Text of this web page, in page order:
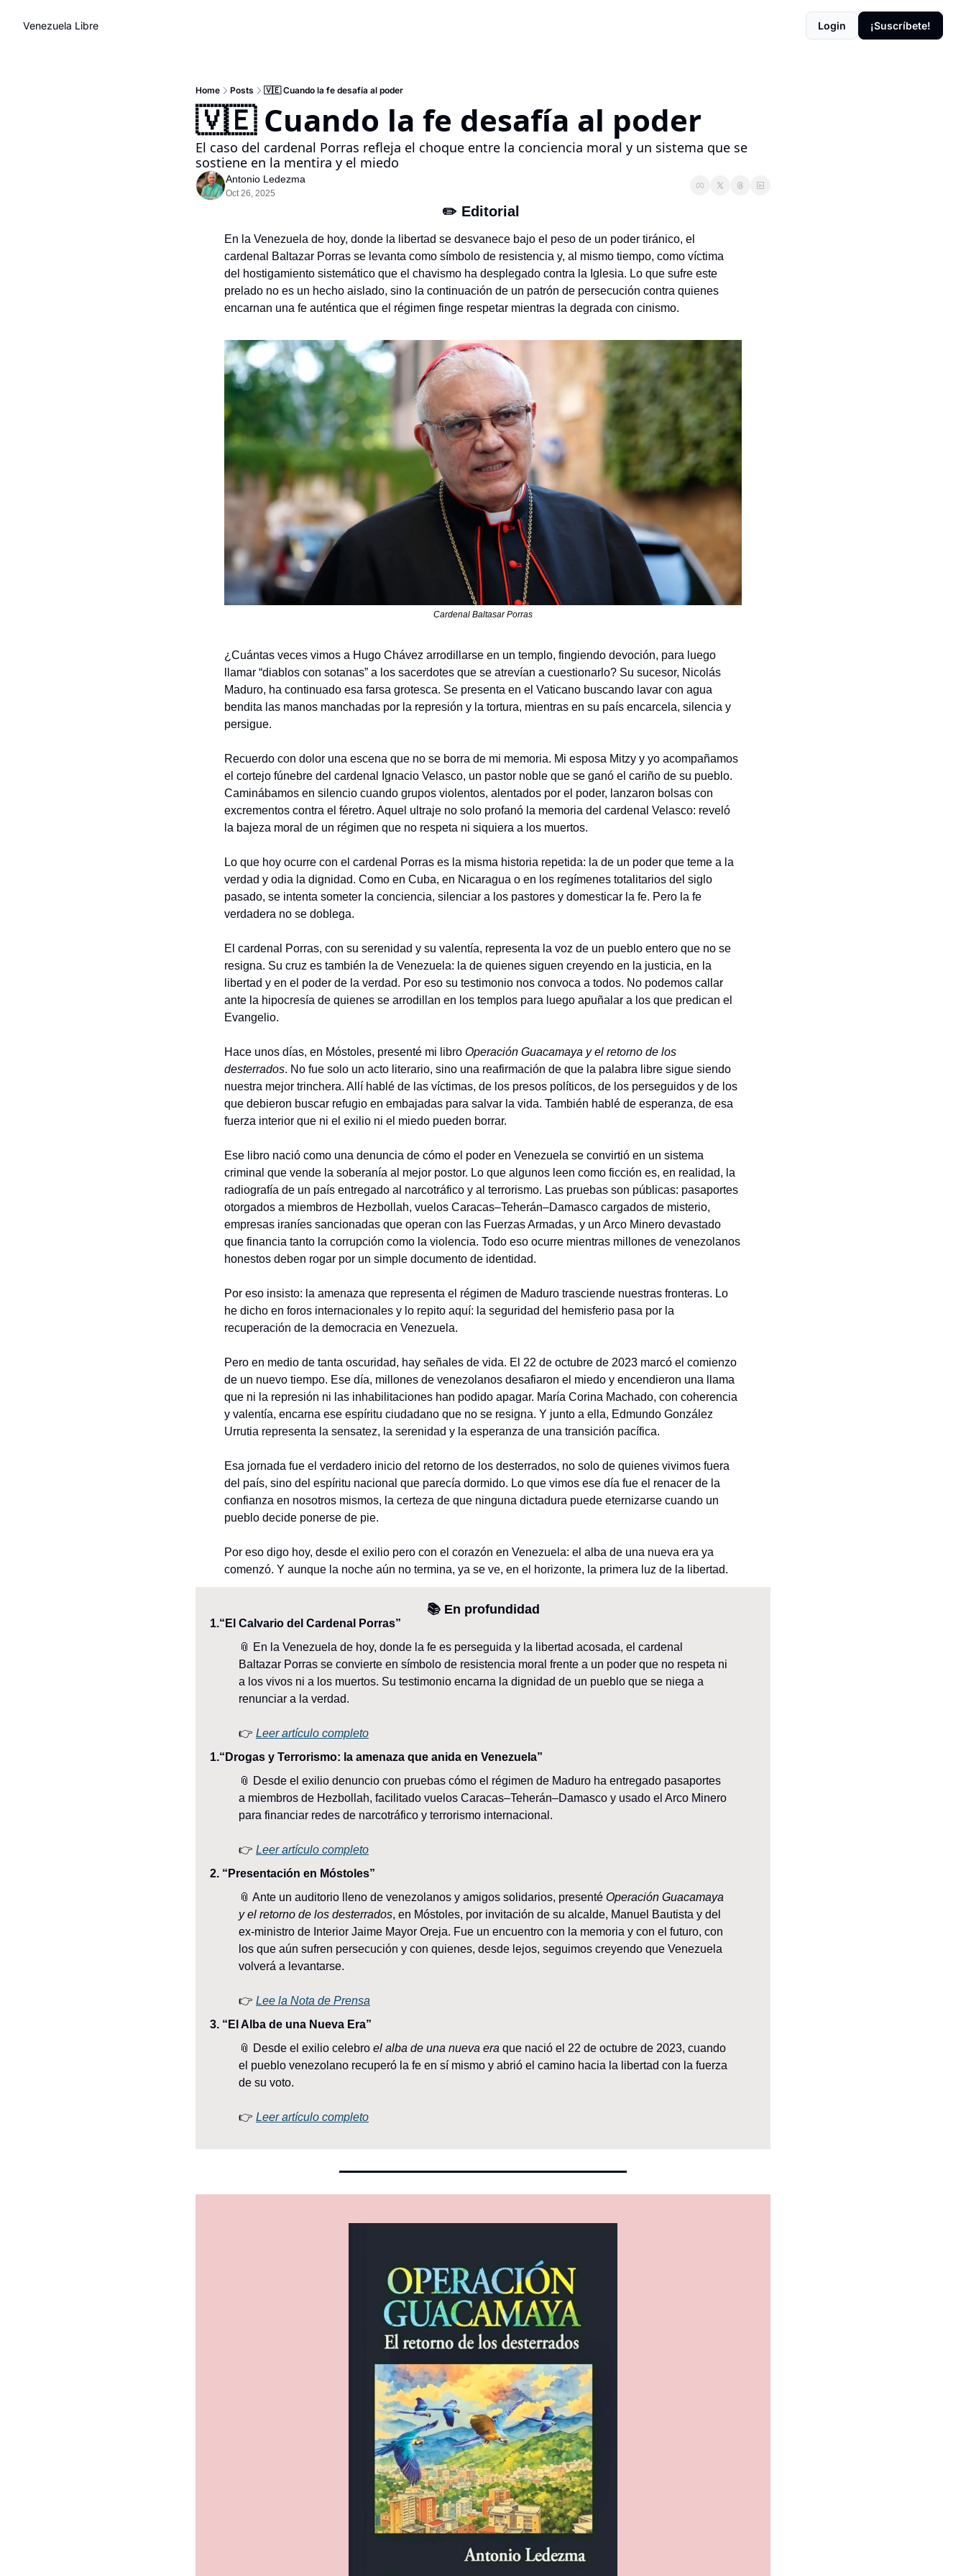
Venezuela Libre Login ¡Suscríbete!
Home Posts 🇻🇪 Cuando la fe desafía al poder
🇻🇪 Cuando la fe desafía al poder
El caso del cardenal Porras refleja el choque entre la conciencia moral y un sistema que se
sostiene en la mentira y el miedo
Antonio Ledezma
Oct 26, 2025
✏️ Editorial
En la Venezuela de hoy, donde la libertad se desvanece bajo el peso de un poder tiránico, el
cardenal Baltazar Porras se levanta como símbolo de resistencia y, al mismo tiempo, como víctima
del hostigamiento sistemático que el chavismo ha desplegado contra la Iglesia. Lo que sufre este
prelado no es un hecho aislado, sino la continuación de un patrón de persecución contra quienes
encarnan una fe auténtica que el régimen finge respetar mientras la degrada con cinismo.
Cardenal Baltasar Porras
¿Cuántas veces vimos a Hugo Chávez arrodillarse en un templo, fingiendo devoción, para luego
llamar “diablos con sotanas” a los sacerdotes que se atrevían a cuestionarlo? Su sucesor, Nicolás
Maduro, ha continuado esa farsa grotesca. Se presenta en el Vaticano buscando lavar con agua
bendita las manos manchadas por la represión y la tortura, mientras en su país encarcela, silencia y
persigue.
Recuerdo con dolor una escena que no se borra de mi memoria. Mi esposa Mitzy y yo acompañamos
el cortejo fúnebre del cardenal Ignacio Velasco, un pastor noble que se ganó el cariño de su pueblo.
Caminábamos en silencio cuando grupos violentos, alentados por el poder, lanzaron bolsas con
excrementos contra el féretro. Aquel ultraje no solo profanó la memoria del cardenal Velasco: reveló
la bajeza moral de un régimen que no respeta ni siquiera a los muertos.
Lo que hoy ocurre con el cardenal Porras es la misma historia repetida: la de un poder que teme a la
verdad y odia la dignidad. Como en Cuba, en Nicaragua o en los regímenes totalitarios del siglo
pasado, se intenta someter la conciencia, silenciar a los pastores y domesticar la fe. Pero la fe
verdadera no se doblega.
El cardenal Porras, con su serenidad y su valentía, representa la voz de un pueblo entero que no se
resigna. Su cruz es también la de Venezuela: la de quienes siguen creyendo en la justicia, en la
libertad y en el poder de la verdad. Por eso su testimonio nos convoca a todos. No podemos callar
ante la hipocresía de quienes se arrodillan en los templos para luego apuñalar a los que predican el
Evangelio.
Hace unos días, en Móstoles, presenté mi libro Operación Guacamaya y el retorno de los
desterrados. No fue solo un acto literario, sino una reafirmación de que la palabra libre sigue siendo
nuestra mejor trinchera. Allí hablé de las víctimas, de los presos políticos, de los perseguidos y de los
que debieron buscar refugio en embajadas para salvar la vida. También hablé de esperanza, de esa
fuerza interior que ni el exilio ni el miedo pueden borrar.
Ese libro nació como una denuncia de cómo el poder en Venezuela se convirtió en un sistema
criminal que vende la soberanía al mejor postor. Lo que algunos leen como ficción es, en realidad, la
radiografía de un país entregado al narcotráfico y al terrorismo. Las pruebas son públicas: pasaportes
otorgados a miembros de Hezbollah, vuelos Caracas–Teherán–Damasco cargados de misterio,
empresas iraníes sancionadas que operan con las Fuerzas Armadas, y un Arco Minero devastado
que financia tanto la corrupción como la violencia. Todo eso ocurre mientras millones de venezolanos
honestos deben rogar por un simple documento de identidad.
Por eso insisto: la amenaza que representa el régimen de Maduro trasciende nuestras fronteras. Lo
he dicho en foros internacionales y lo repito aquí: la seguridad del hemisferio pasa por la
recuperación de la democracia en Venezuela.
Pero en medio de tanta oscuridad, hay señales de vida. El 22 de octubre de 2023 marcó el comienzo
de un nuevo tiempo. Ese día, millones de venezolanos desafiaron el miedo y encendieron una llama
que ni la represión ni las inhabilitaciones han podido apagar. María Corina Machado, con coherencia
y valentía, encarna ese espíritu ciudadano que no se resigna. Y junto a ella, Edmundo González
Urrutia representa la sensatez, la serenidad y la esperanza de una transición pacífica.
Esa jornada fue el verdadero inicio del retorno de los desterrados, no solo de quienes vivimos fuera
del país, sino del espíritu nacional que parecía dormido. Lo que vimos ese día fue el renacer de la
confianza en nosotros mismos, la certeza de que ninguna dictadura puede eternizarse cuando un
pueblo decide ponerse de pie.
Por eso digo hoy, desde el exilio pero con el corazón en Venezuela: el alba de una nueva era ya
comenzó. Y aunque la noche aún no termina, ya se ve, en el horizonte, la primera luz de la libertad.
📚 En profundidad
1.“El Calvario del Cardenal Porras”
📎 En la Venezuela de hoy, donde la fe es perseguida y la libertad acosada, el cardenal
Baltazar Porras se convierte en símbolo de resistencia moral frente a un poder que no respeta ni
a los vivos ni a los muertos. Su testimonio encarna la dignidad de un pueblo que se niega a
renunciar a la verdad.
👉 Leer artículo completo
1.“Drogas y Terrorismo: la amenaza que anida en Venezuela”
📎 Desde el exilio denuncio con pruebas cómo el régimen de Maduro ha entregado pasaportes
a miembros de Hezbollah, facilitado vuelos Caracas–Teherán–Damasco y usado el Arco Minero
para financiar redes de narcotráfico y terrorismo internacional.
👉 Leer artículo completo
2. “Presentación en Móstoles”
📎 Ante un auditorio lleno de venezolanos y amigos solidarios, presenté Operación Guacamaya
y el retorno de los desterrados, en Móstoles, por invitación de su alcalde, Manuel Bautista y del
ex-ministro de Interior Jaime Mayor Oreja. Fue un encuentro con la memoria y con el futuro, con
los que aún sufren persecución y con quienes, desde lejos, seguimos creyendo que Venezuela
volverá a levantarse.
👉 Lee la Nota de Prensa
3. “El Alba de una Nueva Era”
📎 Desde el exilio celebro el alba de una nueva era que nació el 22 de octubre de 2023, cuando
el pueblo venezolano recuperó la fe en sí mismo y abrió el camino hacia la libertad con la fuerza
de su voto.
👉 Leer artículo completo